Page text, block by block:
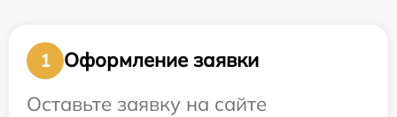
1
Оформление заявки
Оставьте заявку на сайте